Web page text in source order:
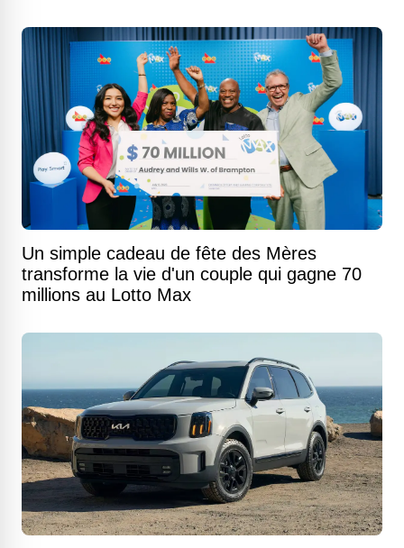
Un simple cadeau de fête des Mères
transforme la vie d'un couple qui gagne 70
millions au Lotto Max